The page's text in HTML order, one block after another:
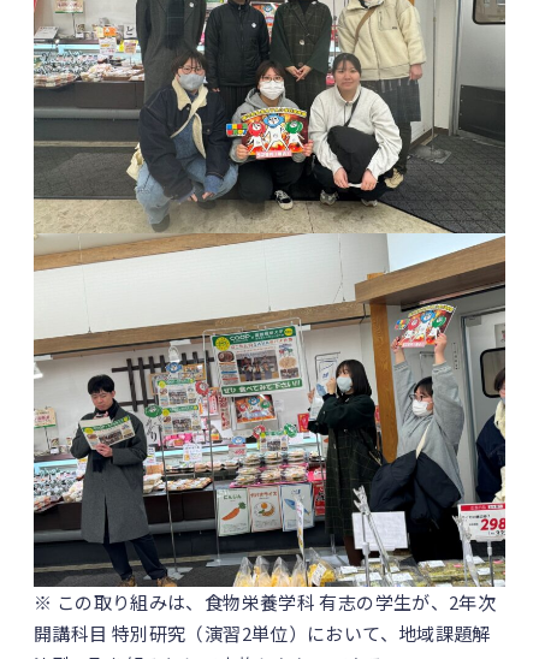
※ この取り組みは、食物栄養学科 有志の学生が、2年次
開講科目 特別研究（演習2単位）において、地域課題解